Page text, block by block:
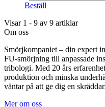
Beställ
Visar 1 - 9 av 9 artiklar
Om oss
Smörjkompaniet – din expert
FU-smörjning till anpassade
tribologi. Med 20 års
produktion och minska
väntar på att ge dig en
Mer om oss